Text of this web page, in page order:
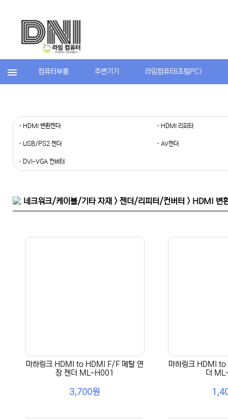
컴퓨터부품 주변기기 라임컴퓨터(조립PC)
· HDMI 변환젠더 · HDMI 리피터
· USB/PS2 젠더 · AV젠더
· DVI-VGA 컨버터
네크워크/케이블/기타 자재 > 젠더/리피터/컨버터 > HDMI 변
마하링크 HDMI to HDMI F/F 메탈 연
장 젠더 ML-H001
3,700원
마하링크 HDMI
더